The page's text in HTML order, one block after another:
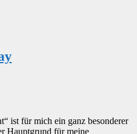
ist für mich ein ganz besonderer
Hauptgrund für meine